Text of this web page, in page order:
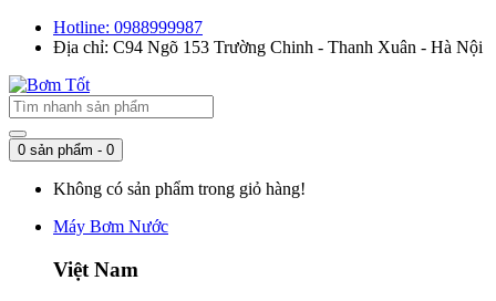
Hotline: 0988999987
Địa chỉ: C94 Ngõ 153 Trường Chinh - Thanh Xuân - Hà Nội
0 sản phẩm - 0
Không có sản phẩm trong giỏ hàng!
Máy Bơm Nước
Việt Nam